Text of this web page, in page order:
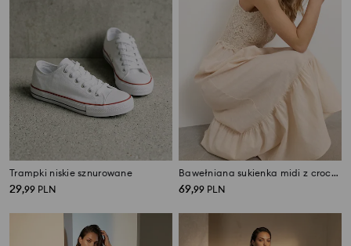
Trampki niskie sznurowane
29,99 PLN
Bawełniana sukienka midi z crochetowym topem
69,99 PLN